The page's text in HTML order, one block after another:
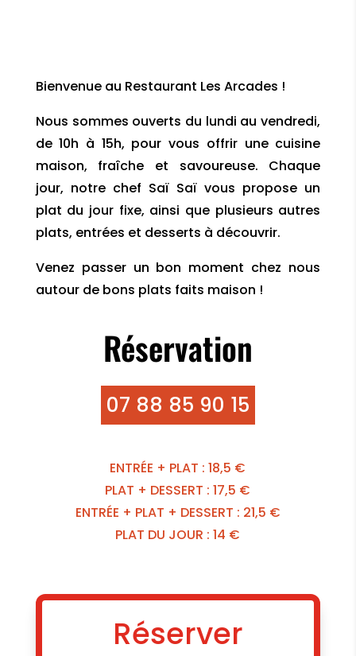
Bienvenue au Restaurant Les Arcades !
Nous sommes ouverts du lundi au vendredi,
de 10h à 15h, pour vous offrir une cuisine
maison, fraîche et savoureuse. Chaque
jour, notre chef Saï Saï vous propose un
plat du jour fixe, ainsi que plusieurs autres
plats, entrées et desserts à découvrir.
Venez passer un bon moment chez nous
autour de bons plats faits maison !
Réservation
07 88 85 90 15
ENTRÉE + PLAT : 18,5 €
PLAT + DESSERT : 17,5 €
ENTRÉE + PLAT + DESSERT : 21,5 €
PLAT DU JOUR : 14 €
Réserver